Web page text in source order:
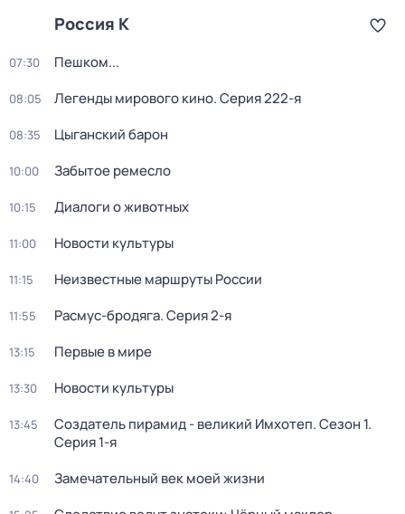
Россия К
07:30 Пешком...
08:05 Легенды мирового кино. Серия 222-я
08:35 Цыганский барон
10:00 Забытое ремесло
10:15 Диалоги о животных
11:00 Новости культуры
11:15 Неизвестные маршруты России
11:55 Расмус-бродяга. Серия 2-я
13:15 Первые в мире
13:30 Новости культуры
13:45 Создатель пирамид - великий Имхотеп. Сезон 1.
Серия 1-я
14:40 Замечательный век моей жизни